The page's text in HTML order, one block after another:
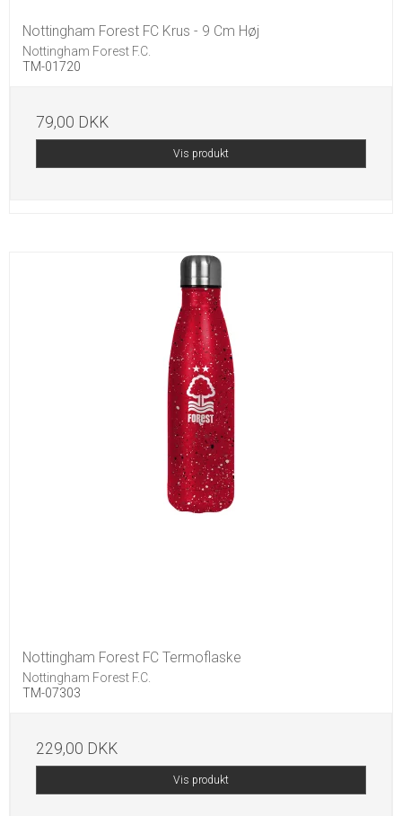
Nottingham Forest FC Krus - 9 Cm Høj
Nottingham Forest F.C.
TM-01720
79,00 DKK
Vis produkt
Nottingham Forest FC Termoflaske
Nottingham Forest F.C.
TM-07303
229,00 DKK
Vis produkt